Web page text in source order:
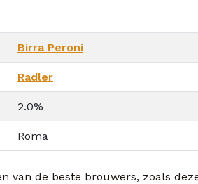
Birra Peroni
Radler
2.0%
Roma
van de beste brouwers, zoals